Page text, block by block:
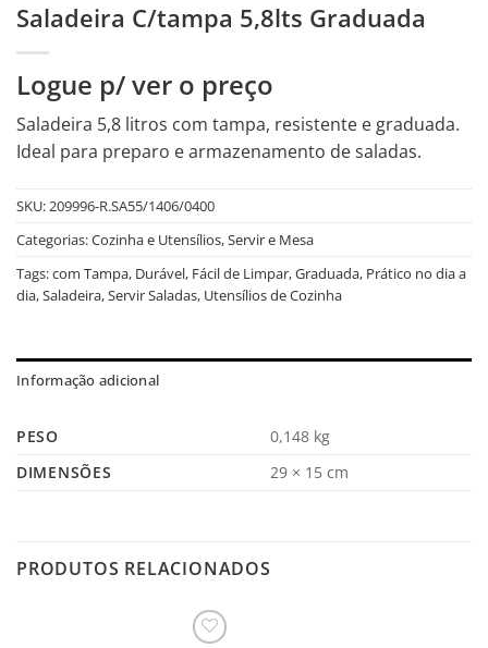
Saladeira C/tampa 5,8lts Graduada
Logue p/ ver o preço
Saladeira 5,8 litros com tampa, resistente e graduada.
Ideal para preparo e armazenamento de saladas.
SKU:209996-R.SA55/1406/0400
Categorias:Cozinha e Utensílios,Servir e Mesa
Tags:com Tampa, Durável, Fácil de Limpar,Graduada, Prático no dia a
dia,Saladeira,Servir Saladas, Utensílios de Cozinha
Informação adicional
PESO
0,148 kg
DIMENSÕES
29 × 15 cm
PRODUTOS RELACIONADOS